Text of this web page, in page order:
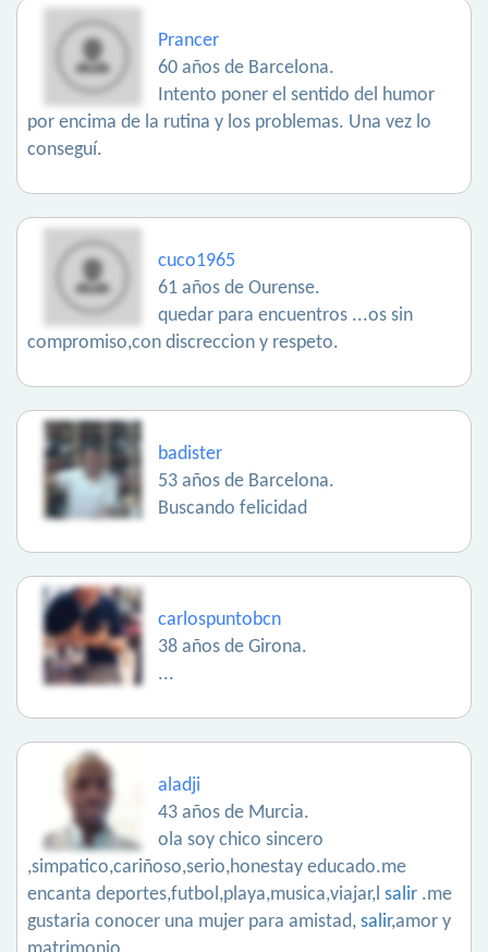
Prancer
60 años de Barcelona.
Intento poner el sentido del humor
por encima de la rutina y los problemas. Una vez lo
conseguí.
cuco1965
61 años de Ourense.
quedar para encuentros ...os sin
compromiso,con discreccion y respeto.
badister
53 años de Barcelona.
Buscando felicidad
carlospuntobcn
38 años de Girona.
...
aladji
43 años de Murcia.
ola soy chico sincero
,simpatico,cariñoso,serio,honestay educado.me
encanta deportes,futbol,playa,musica,viajar,l salir .me
gustaria conocer una mujer para amistad, salir,amor y